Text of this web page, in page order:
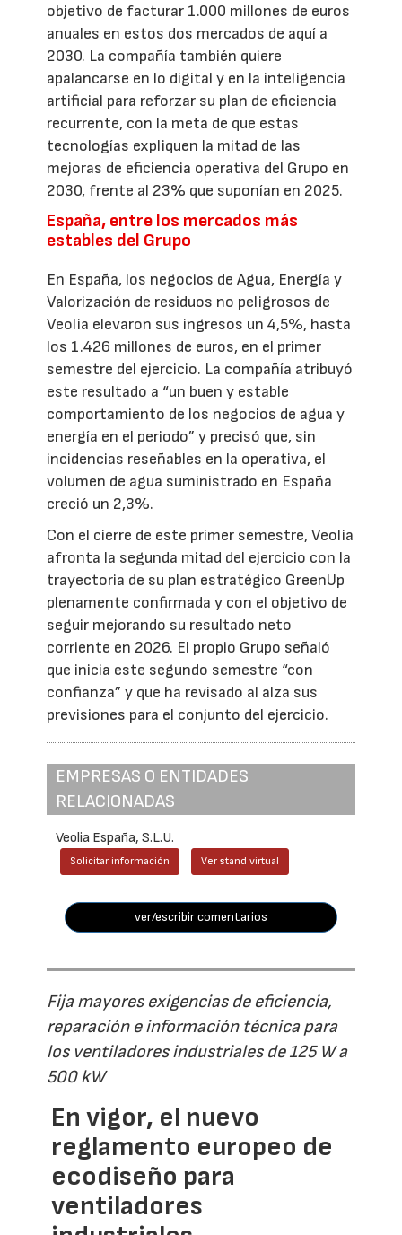
objetivo de facturar 1.000 millones de euros
anuales en estos dos mercados de aquí a
2030. La compañía también quiere
apalancarse en lo digital y en la inteligencia
artificial para reforzar su plan de eficiencia
recurrente, con la meta de que estas
tecnologías expliquen la mitad de las
mejoras de eficiencia operativa del Grupo en
2030, frente al 23% que suponían en 2025.
España, entre los mercados más
estables del Grupo
En España, los negocios de Agua, Energía y
Valorización de residuos no peligrosos de
Veolia elevaron sus ingresos un 4,5%, hasta
los 1.426 millones de euros, en el primer
semestre del ejercicio. La compañía atribuyó
este resultado a “un buen y estable
comportamiento de los negocios de agua y
energía en el periodo” y precisó que, sin
incidencias reseñables en la operativa, el
volumen de agua suministrado en España
creció un 2,3%.
Con el cierre de este primer semestre, Veolia
afronta la segunda mitad del ejercicio con la
trayectoria de su plan estratégico GreenUp
plenamente confirmada y con el objetivo de
seguir mejorando su resultado neto
corriente en 2026. El propio Grupo señaló
que inicia este segundo semestre “con
confianza” y que ha revisado al alza sus
previsiones para el conjunto del ejercicio.
EMPRESAS O ENTIDADES
RELACIONADAS
Veolia España, S.L.U.
Solicitar información Ver stand virtual
ver/escribir comentarios
Fija mayores exigencias de eficiencia,
reparación e información técnica para
los ventiladores industriales de 125 W a
500 kW
En vigor, el nuevo
reglamento europeo de
ecodiseño para
ventiladores